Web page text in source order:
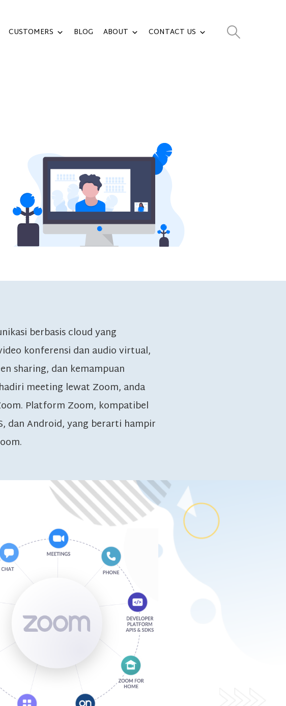
CUSTOMERS BLOG ABOUT CONTACT US
berbasis cloud yang
konferensi dan audio virtual,
sharing, dan kemampuan
meeting lewat Zoom, anda
Platform Zoom, kompatibel
dan Android, yang berarti hampir